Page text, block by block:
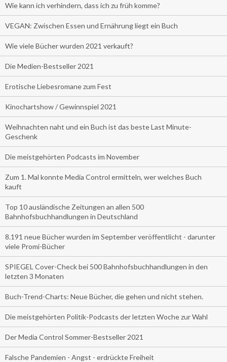
Wie kann ich verhindern, dass ich zu früh komme?
VEGAN: Zwischen Essen und Ernährung liegt ein Buch
Wie viele Bücher wurden 2021 verkauft?
Die Medien-Bestseller 2021
Erotische Liebesromane zum Fest
Kinochartshow / Gewinnspiel 2021
Weihnachten naht und ein Buch ist das beste Last Minute-
Geschenk
Die meistgehörten Podcasts im November
Zum 1. Mal konnte Media Control ermitteln, wer welches Buch
kauft
Top 10 ausländische Zeitungen an allen 500
Bahnhofsbuchhandlungen in Deutschland
8.191 neue Bücher wurden im September veröffentlicht - darunter
viele Promi-Bücher
SPIEGEL Cover-Check bei 500 Bahnhofsbuchhandlungen in den
letzten 3 Monaten
Buch-Trend-Charts: Neue Bücher, die gehen und nicht stehen.
Die meistgehörten Politik-Podcasts der letzten Woche zur Wahl
Der Media Control Sommer-Bestseller 2021
Falsche Pandemien - Angst - erdrückte Freiheit